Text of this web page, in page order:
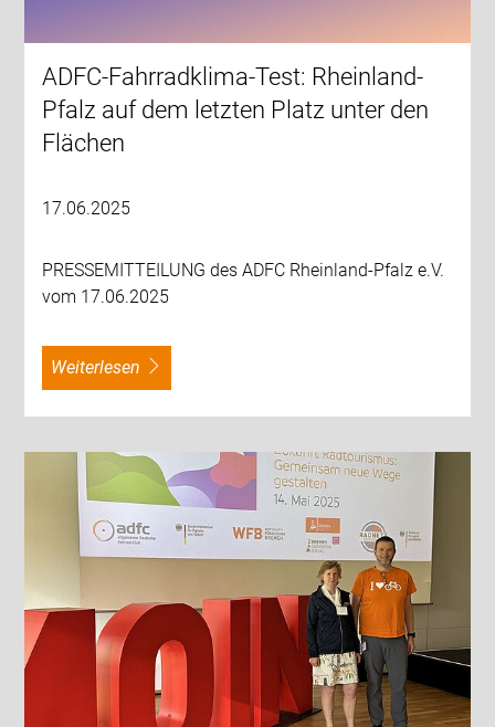
ADFC-Fahrradklima-Test: Rheinland-
Pfalz auf dem letzten Platz unter den
Flächen
17.06.2025
PRESSEMITTEILUNG des ADFC Rheinland-Pfalz e.V.
vom 17.06.2025
weiterlesen